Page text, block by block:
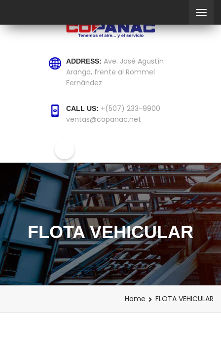
ADDRESS: Ave. José Agustín
Arango, frente al Rommel
Fernández
CALL US: +(507) 233-9900
ventas@copanac.net
FLOTA VEHICULAR
Home FLOTA VEHICULAR